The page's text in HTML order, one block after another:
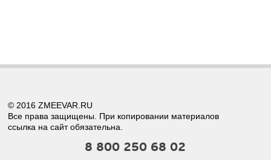
© 2016 ZMEEVAR.RU
Все права защищены. При копировании материалов
ссылка на сайт обязательна.
8 800 250 68 02